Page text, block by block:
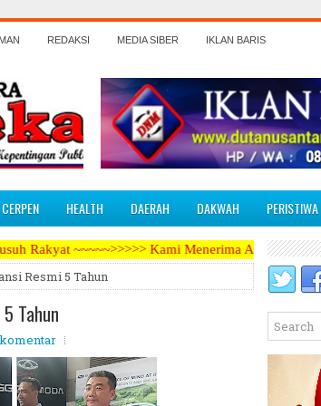
REDAKSI MEDIA SIBER IKLAN BARIS
CERPEN HEALTH DAERAH DAKWAH PERISTIWA
Kami Menerima Artikel, Opini, Berita
Resmi 5 Tahun
Tahun